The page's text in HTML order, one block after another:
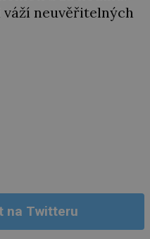
neuvěřitelných
na Twitteru